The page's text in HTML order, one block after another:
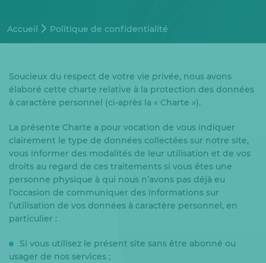
Accueil Politique de confidentialité
Soucieux du respect de votre vie privée, nous avons
élaboré cette charte relative à la protection des données
à caractère personnel (ci-après la « Charte »).
La présente Charte a pour vocation de vous indiquer
clairement le type de données collectées sur notre site,
vous informer des modalités de leur utilisation et de vos
droits au regard de ces traitements si vous êtes une
personne physique à qui nous n’avons pas déjà eu
l’occasion de communiquer des informations sur
l’utilisation de vos données à caractère personnel, en
particulier :
Si vous utilisez le présent site sans être abonné ou
usager de nos services ;